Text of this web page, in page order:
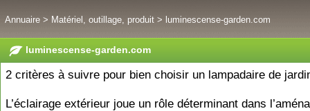
Annuaire > Matériel, outillage, produit > luminescense-garden.com
luminescense-garden.com
2 critères à suivre pour bien choisir un lampadaire de
L’éclairage extérieur joue un rôle déterminant dans